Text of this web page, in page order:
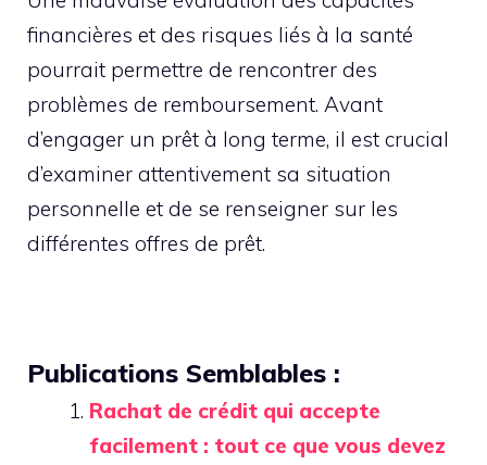
financières et des risques liés à la santé
pourrait permettre de rencontrer des
problèmes de remboursement. Avant
d’engager un prêt à long terme, il est crucial
d’examiner attentivement sa situation
personnelle et de se renseigner sur les
différentes offres de prêt.
Publications Semblables :
Rachat de crédit qui accepte
facilement : tout ce que vous devez